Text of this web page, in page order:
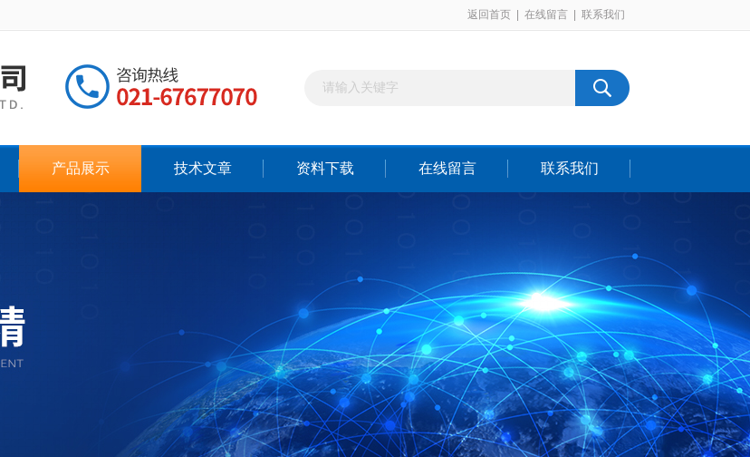
返回首页 在线留言 联系我们
产品展示 技术文章 资料下载 在线留言 联系我们